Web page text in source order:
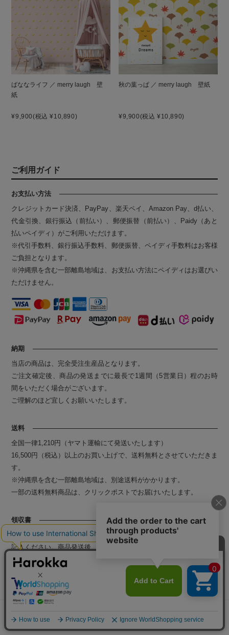
ばななライフ ／ merry laugh 壁
紙
¥9,900(税込 ¥10,890)
秋の葉っぱ ／ merry laugh 壁紙
¥9,900(税込 ¥10,890)
ご利用ガイド
お支払い方法
クレジットカード決済、PayPay、楽天ペイ、Amazon Pay、d払い、
代金引換、銀行振込（前払い）、郵便振替（前払い）、Paidy（あと
払いペイディ）がご利用いただけます。
※代引手数料、銀行振込手数料、郵便振替、ペイディ手数料はお客様
ご負担となります。
※沖縄県を含む一部離島地域は、お支払い方法にペイディはお選びい
ただけません。
納期
当店の商品は、完全受注生産品となります。
ご注文確定後、商品の発送までに最長で1週間（5営業日）程のお時
間をいただく場合がございます。
ご理解のほど宜しくお願いいたします。
送料
全国一律1,210円（ヤマト運輸にて発送いたします）
16,500円（税込）以上のお買い上げで、送料無料とさせていただきま
す。
※沖縄県を含む一部離島地域は、別途送料がかかります。
一部の送料無料商品は、クリックポストでお届けいたします。
領収書
ご注文の際、備考欄に「領収書希望」の旨と、お宛名、但し書きをご
記入ください。商品発送後、電子領収書を発行いたします。なお、会
員様はマイページより電子領収書のダウンロードが可能です。
※お支払いに代金引換をお選びのお客様は、伝票右下に貼付の領収書
をご利用いただき、商品に同梱している納品書と合わせて保管くださ
い。
返品・交換